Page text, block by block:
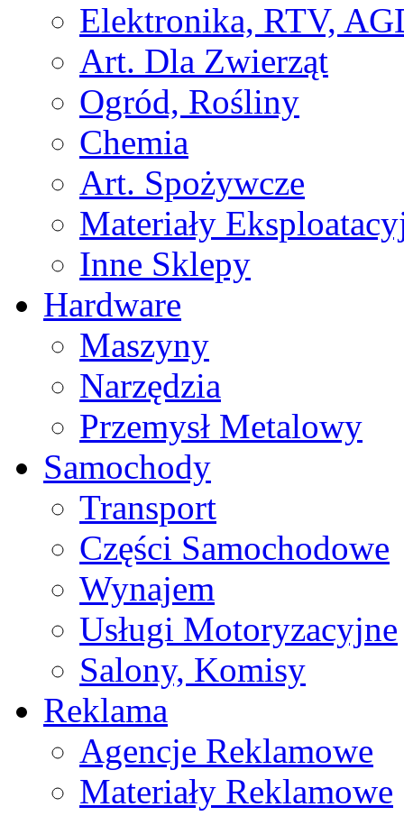
Elektronika, RTV,
Art. Dla Zwierząt
Ogród, Rośliny
Chemia
Art. Spożywcze
Materiały
Inne Sklepy
Hardware
Maszyny
Narzędzia
Przemysł Metalowy
Samochody
Transport
Części Samochodowe
Wynajem
Usługi Motoryzacyjne
Salony, Komisy
Reklama
Agencje Reklamowe
Materiały Reklamowe